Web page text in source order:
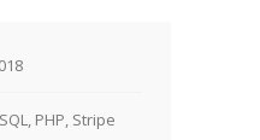
PHP, Stripe